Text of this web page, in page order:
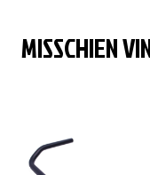
MISSCHIEN